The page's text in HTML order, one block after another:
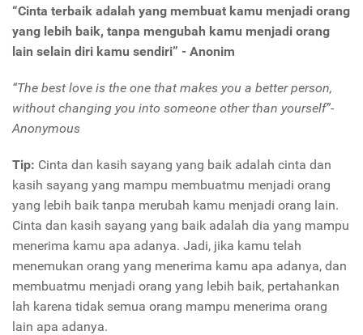
“Cinta terbaik adalah yang membuat kamu menjadi orang
yang lebih baik, tanpa mengubah kamu menjadi orang
lain selain diri kamu sendiri” - Anonim
“The best love is the one that makes you a better person,
without changing you into someone other than yourself”-
Anonymous
Tip: Cinta dan kasih sayang yang baik adalah cinta dan
kasih sayang yang mampu membuatmu menjadi orang
yang lebih baik tanpa merubah kamu menjadi orang lain.
Cinta dan kasih sayang yang baik adalah dia yang mampu
menerima kamu apa adanya. Jadi, jika kamu telah
menemukan orang yang menerima kamu apa adanya, dan
membuatmu menjadi orang yang lebih baik, pertahankan
lah karena tidak semua orang mampu menerima orang
lain apa adanya.